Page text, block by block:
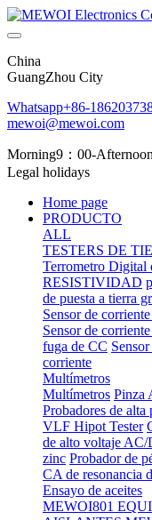
China
GuangZhou City
Whatsapp+86-
mewoi@mewoi.com
Morning9：00-
Legal holidays
Home page
PRODUCTO
ALL
TESTERS DE
Terrometro Digital
RESISTIVIDAD
de puesta a tierra
Sensor de
Sensor de
fuga de CC
corriente
Multímetros
Multímetros Pinza
Probadores de alta
VLF Hipot Tester
de alto voltaje AC/
zinc Probador de
CA de resonancia
Ensayo de aceites
MEWOI801